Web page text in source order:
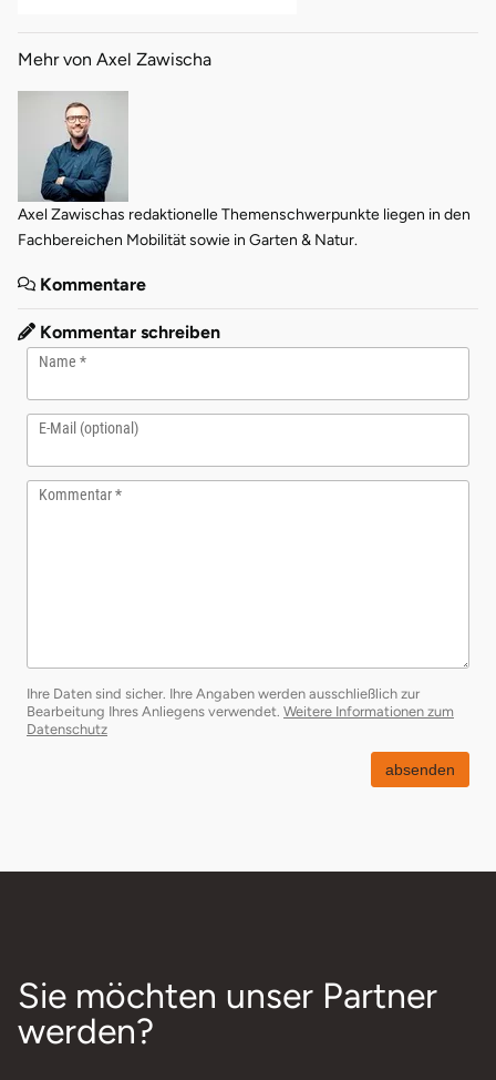
Mehr von Axel Zawischa
Axel Zawischas redaktionelle Themenschwerpunkte liegen in den
Fachbereichen Mobilität sowie in Garten & Natur.
Kommentare
Kommentar schreiben
Name
E-Mail (optional)
Kommentar
Ihre Daten sind sicher. Ihre Angaben werden ausschließlich zur
Bearbeitung Ihres Anliegens verwendet. Weitere Informationen zum
Datenschutzöffnet in neuem Fenster
absenden
Sie möchten unser Partner
werden?